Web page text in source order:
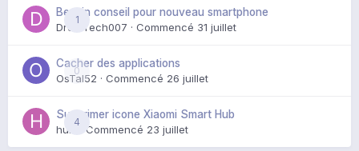
1
Besoin conseil pour nouveau smartphone
DroidTech007 · Commencé 31 juillet
0
Cacher des applications
OsTal52 · Commencé 26 juillet
4
Supprimer icone Xiaomi Smart Hub
huik · Commencé 23 juillet